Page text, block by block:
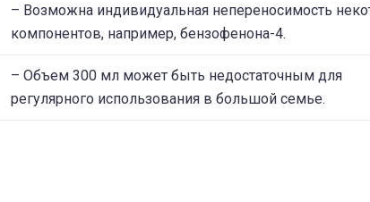
– Возможна индивидуальная непереносимость
компонентов, например, бензофенона-4.
– Объем 300 мл может быть недостаточным для
регулярного использования в большой семье.